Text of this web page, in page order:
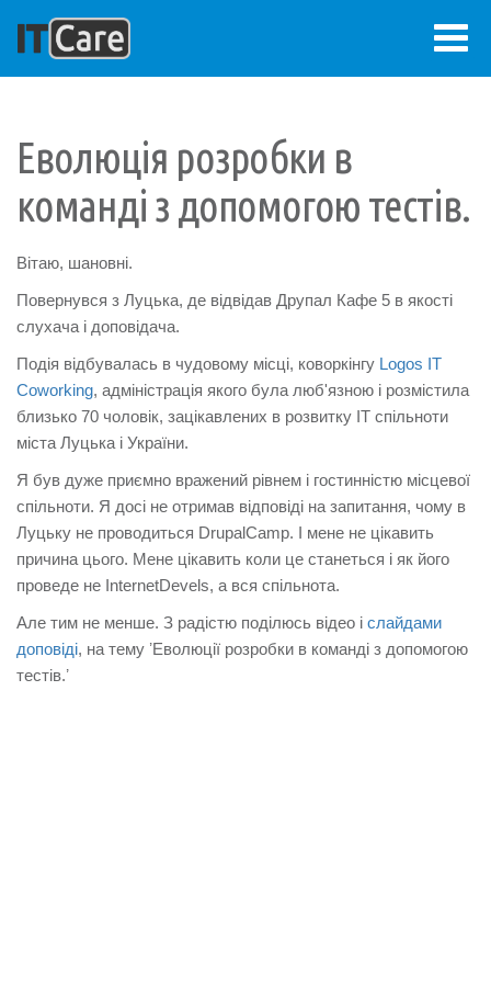
вмісту
Меню
облікового
запису
користувача
ВХІД
Основна
навіґація
ПРОЕКТИ
БЛОҐ
ПРО
САЙТ
Еволюція розробки в
команді з допомогою тестів.
Вітаю, шановні.
Повернувся з Луцька, де відвідав Друпал Кафе 5 в якості
слухача і доповідача.
Подія відбувалась в чудовому місці, коворкінгу Logos IT
Coworking, адміністрація якого була люб'язною і розмістила
близько 70 чоловік, зацікавлених в розвитку IT спільноти
міста Луцька і України.
Я був дуже приємно вражений рівнем і гостинністю місцевої
спільноти. Я досі не отримав відповіді на запитання, чому в
Луцьку не проводиться DrupalCamp. І мене не цікавить
причина цього. Мене цікавить коли це станеться і як його
проведе не InternetDevels, а вся спільнота.
Але тим не менше. З радістю поділюсь відео і слайдами
доповіді, на тему ʼЕволюції розробки в команді з допомогою
тестів.ʼ